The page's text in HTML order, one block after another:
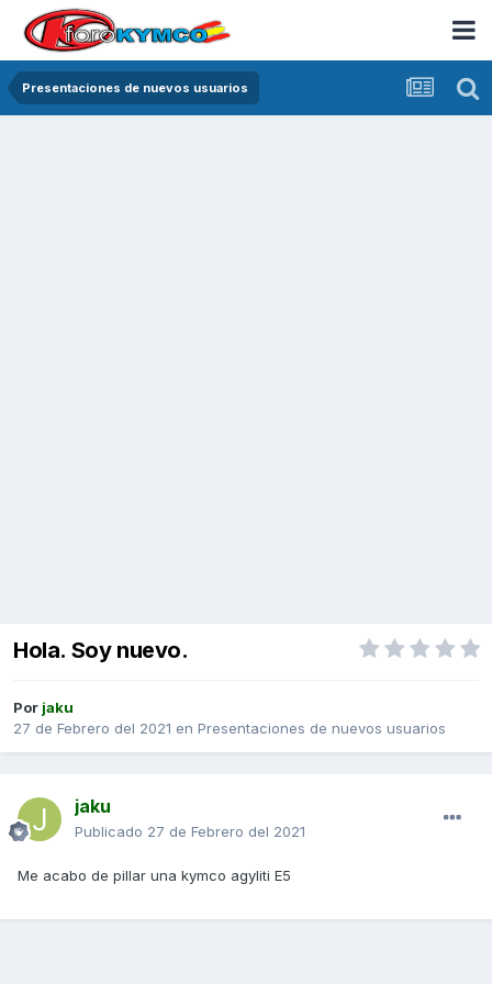
Presentaciones de nuevos usuarios
Hola. Soy nuevo.
Por jaku
27 de Febrero del 2021 en Presentaciones de nuevos usuarios
jaku
Publicado 27 de Febrero del 2021
Me acabo de pillar una kymco agyliti E5